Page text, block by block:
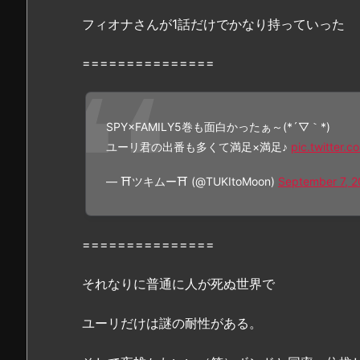
巻』
無
料
漫
画
p、
a
の
フィオナさんが1話だけでかなり持っていった
===============
SPY×FAMILY5巻も面白かったぁ～(*´▽｀*)
ユーリ君の出番も多くて満足×満足♪
— ⛩️ツキムー⛩️ (@TUKItoMoon) September 7,
===============
それなりに普通に人が死ぬ世界で
ユーリだけは謎の耐性がある。